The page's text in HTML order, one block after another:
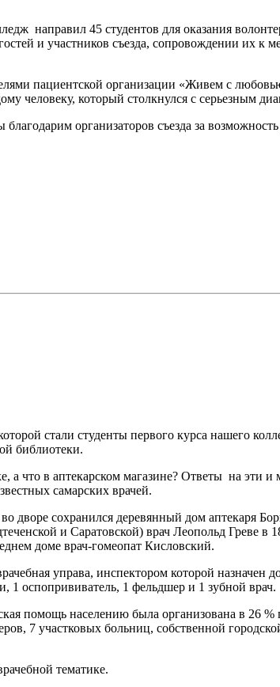
направил 45 студентов для оказания
и участников съезда, сопровождении их к
пациентской организации «Живем с
человеку, который столкнулся с серьезным
организаторов съезда за
стали студенты первого курса нашего
библиотеки.
а что в аптекарском магазине? Ответы на эти
самарских врачей.
дворе сохранился деревянный дом аптекаря
и Саратовской) врач Леопольд Греве в
доме врач-гомеопат Кисловский.
управа, инспектором которой
1 оспопрививатель, 1 фельдшер и 1 зубной врач.
помощь населению была организована в 26 %
7 участковых больниц, собственной
тематике.